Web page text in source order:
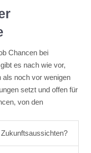
Chancen bei
es nach wie vor,
als noch vor wenigen
setzt und offen für
von den